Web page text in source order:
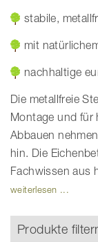
stabile,
mit
nachhaltige
Die metallfreie
Montage und für
Abbauen
hin. Die
Fachwissen aus
weiterlesen ...
Produkte